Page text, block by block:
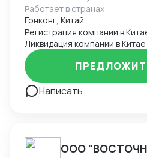
услуг (63.99.1) Услуги по
сопутствующая
Работает в странах
Гонконг, Китай
Регистрация компании в
Ликвидация компании в Китае
Написать
ООО